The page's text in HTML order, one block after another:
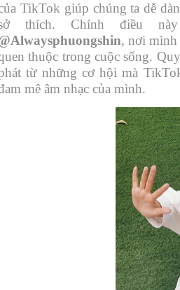
TikTok giúp chúng ta dễ
thích. Chính điều
, nơi mình
thuộc trong cuộc sống.
từ những cơ hội mà
mê âm nhạc của mình.